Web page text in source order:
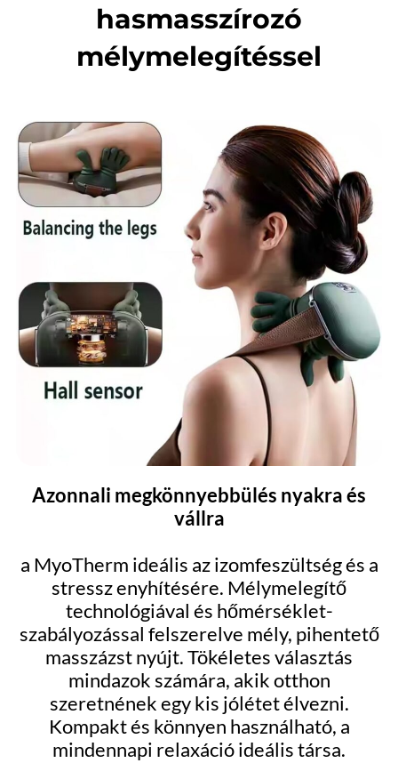
hasmasszírozó
mélymelegítéssel
Azonnali megkönnyebbülés nyakra és
vállra
a MyoTherm ideális az izomfeszültség és a
stressz enyhítésére. Mélymelegítő
technológiával és hőmérséklet-
szabályozással felszerelve mély, pihentető
masszázst nyújt. Tökéletes választás
mindazok számára, akik otthon
szeretnének egy kis jólétet élvezni.
Kompakt és könnyen használható, a
mindennapi relaxáció ideális társa.